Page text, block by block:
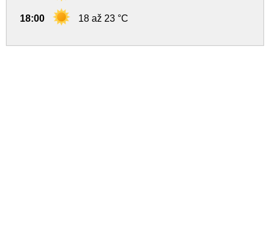
18:00 18 až 23 °C